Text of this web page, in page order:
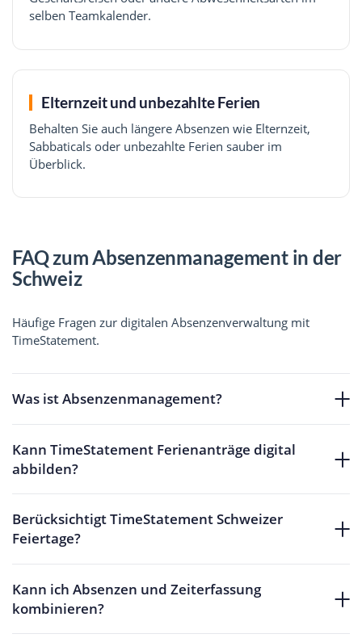
selben Teamkalender.
Elternzeit und unbezahlte Ferien
Behalten Sie auch längere Absenzen wie Elternzeit,
Sabbaticals oder unbezahlte Ferien sauber im
Überblick.
FAQ zum Absenzenmanagement in der
Schweiz
Häufige Fragen zur digitalen Absenzenverwaltung mit
TimeStatement.
Was ist Absenzenmanagement?
Kann TimeStatement Ferienanträge digital
abbilden?
Berücksichtigt TimeStatement Schweizer
Feiertage?
Kann ich Absenzen und Zeiterfassung
kombinieren?